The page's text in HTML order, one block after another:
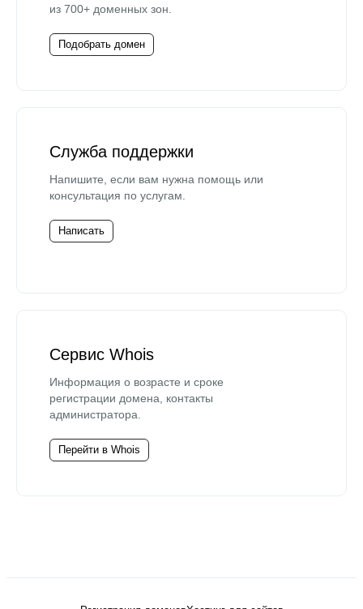
из 700+ доменных зон.
Подобрать домен
Служба поддержки
Напишите, если вам нужна помощь или
консультация по услугам.
Написать
Сервис Whois
Информация о возрасте и сроке
регистрации домена, контакты
администратора.
Перейти в Whois